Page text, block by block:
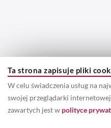
Ta strona zapisuje pliki
W celu świadczenia usług na
swojej przeglądarki
zawartych jest w polityce
© 2022 Prawa